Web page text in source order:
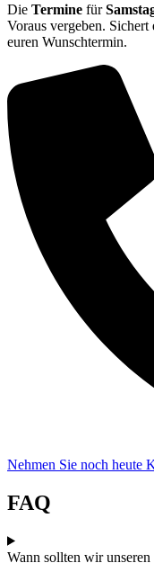
Die Termine für
Voraus vergeben.
euren Wunschtermin.
Nehmen Sie noch heute
FAQ
Wann sollten wir